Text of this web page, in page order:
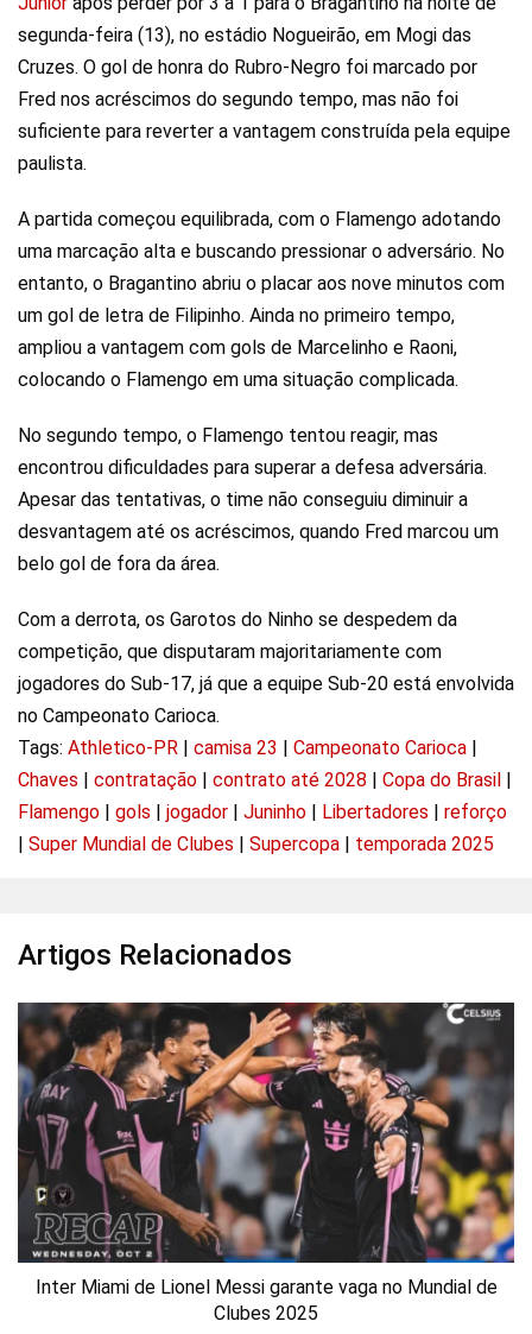
segunda-feira (13), no estádio Nogueirão, em Mogi das
Cruzes. O gol de honra do Rubro-Negro foi marcado por
Fred nos acréscimos do segundo tempo, mas não foi
suficiente para reverter a vantagem construída pela equipe
paulista.
A partida começou equilibrada, com o Flamengo adotando
uma marcação alta e buscando pressionar o adversário. No
entanto, o Bragantino abriu o placar aos nove minutos com
um gol de letra de Filipinho. Ainda no primeiro tempo,
ampliou a vantagem com gols de Marcelinho e Raoni,
colocando o Flamengo em uma situação complicada.
No segundo tempo, o Flamengo tentou reagir, mas
encontrou dificuldades para superar a defesa adversária.
Apesar das tentativas, o time não conseguiu diminuir a
desvantagem até os acréscimos, quando Fred marcou um
belo gol de fora da área.
Com a derrota, os Garotos do Ninho se despedem da
competição, que disputaram majoritariamente com
jogadores do Sub-17, já que a equipe Sub-20 está envolvida
no Campeonato Carioca.
Tags: Athletico-PR camisa 23 Campeonato Carioca
Chaves
contratação contrato até 2028 Copa do Brasil
Flamengo
gols jogador Juninho Libertadores
reforço
Super Mundial de Clubes Supercopa temporada 2025
Artigos Relacionados
Inter Miami de Lionel Messi garante vaga no Mundial de
Clubes 2025